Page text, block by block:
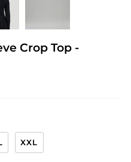
Crop Top -
XXL